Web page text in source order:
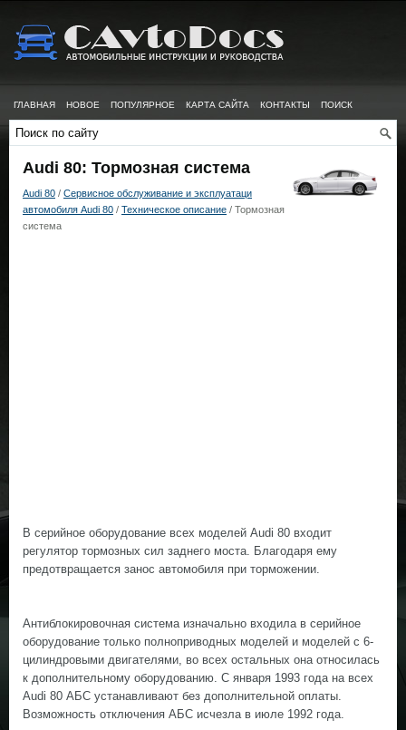
ГЛАВНАЯ НОВОЕ ПОПУЛЯРНОЕ КАРТА САЙТА КОНТАКТЫ ПОИСК
Audi 80: Тормозная система
Audi 80 / Сервисное обслуживание и эксплуатаци
автомобиля Audi 80 / Техническое описание / Тормозная
система
В серийное оборудование всех моделей Audi 80 входит
регулятор тормозных сил заднего моста. Благодаря ему
предотвращается занос автомобиля при торможении.
Антиблокировочная система изначально входила в серийное
оборудование только полноприводных моделей и моделей с 6-
цилиндровыми двигателями, во всех остальных она относилась
к дополнительному оборудованию. С января 1993 года на всех
Audi 80 АБС устанавливают без дополнительной оплаты.
Возможность отключения АБС исчезла в июле 1992 года.